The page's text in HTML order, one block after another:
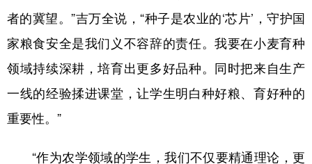
者的冀望。”吉万全说，“种子是农业的‘芯片’，守护国
家粮食安全是我们义不容辞的责任。我要在小麦育种
领域持续深耕，培育出更多好品种。同时把来自生产
一线的经验揉进课堂，让学生明白种好粮、育好种的
重要性。”
“作为农学领域的学生，我们不仅要精通理论，更